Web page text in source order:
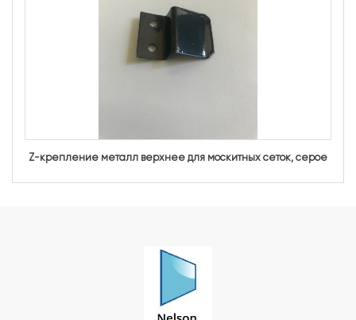
Z-крепление металл верхнее для москитных сеток, серое